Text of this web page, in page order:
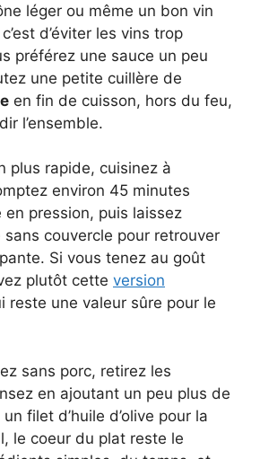
léger ou même un bon vin
d’éviter les vins trop
préférez une sauce un peu
une petite cuillère de
en fin de cuisson, hors du feu,
l’ensemble.
plus rapide, cuisinez à
environ 45 minutes
en pression, puis laissez
sans couvercle pour retrouver
Si vous tenez au goût
plutôt cette version
reste une valeur sûre pour le
sans porc, retirez les
en ajoutant un peu plus de
filet d’huile d’olive pour la
le coeur du plat reste le